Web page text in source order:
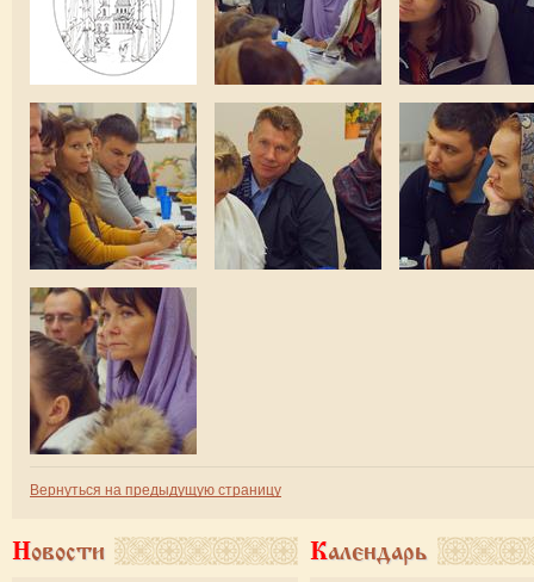
Вернуться на предыдущую страницу
Новости Календарь